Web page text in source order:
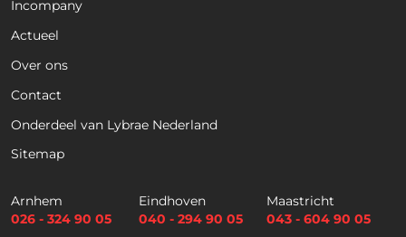
Incompany
Actueel
Over ons
Contact
Onderdeel van Lybrae Nederland
Sitemap
Arnhem
026 - 324 90 05
Eindhoven
040 - 294 90 05
Maastricht
043 - 604 90 05
Ontdek ons actuele aanbod voor de komende
maanden